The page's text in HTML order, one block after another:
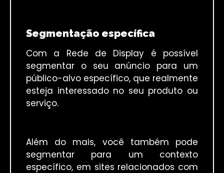
Segmentação específica
Com a Rede de Display é possível
segmentar o seu anúncio para um
público-alvo específico, que realmente
esteja interessado no seu produto ou
serviço.
Além do mais, você também pode
segmentar para um contexto
específico, em sites relacionados com